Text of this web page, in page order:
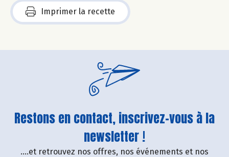
Imprimer la recette
Restons en contact, inscrivez-vous à la
newsletter !
....et retrouvez nos offres, nos événements et nos